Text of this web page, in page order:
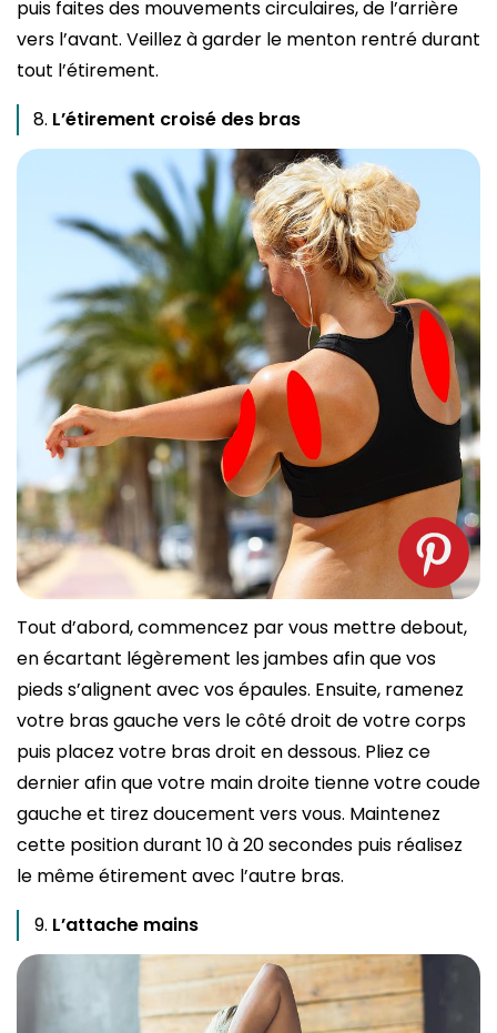
puis faites des mouvements circulaires, de l’arrière
vers l’avant. Veillez à garder le menton rentré durant
tout l’étirement.
L’étirement croisé des bras
Tout d’abord, commencez par vous mettre debout,
en écartant légèrement les jambes afin que vos
pieds s’alignent avec vos épaules. Ensuite, ramenez
votre bras gauche vers le côté droit de votre corps
puis placez votre bras droit en dessous. Pliez ce
dernier afin que votre main droite tienne votre coude
gauche et tirez doucement vers vous. Maintenez
cette position durant 10 à 20 secondes puis réalisez
le même étirement avec l’autre bras.
L’attache mains